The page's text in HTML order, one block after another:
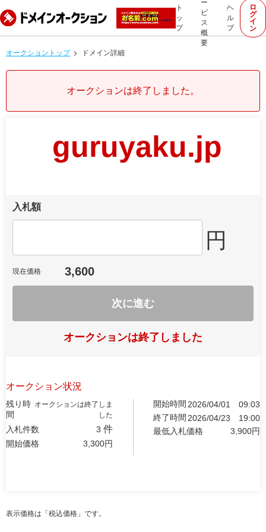
ト
ッ
プ
ー
ビ
ス
概
要
ヘ
ル
プ
ロ
グ
イ
ン
オークショントップ ドメイン詳細
オークションは終了しました。
guruyaku.jp
入札額
円
現在価格 3,600
次に進む
オークションは終了しました
オークション状況
残り時
間
オークションは終了しま
した
入札件数 3 件
開始価格 3,300円
開始時間 2026/04/01
09:03
終了時間 2026/04/23
19:00
最低入札価格
3,900円
表示価格は「税込価格」です。